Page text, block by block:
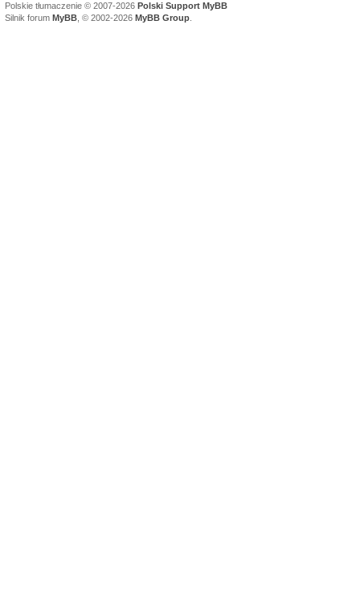
Polskie tłumaczenie © 2007-2026 Polski Support MyBB
Silnik forum MyBB , © 2002-2026 MyBB Group